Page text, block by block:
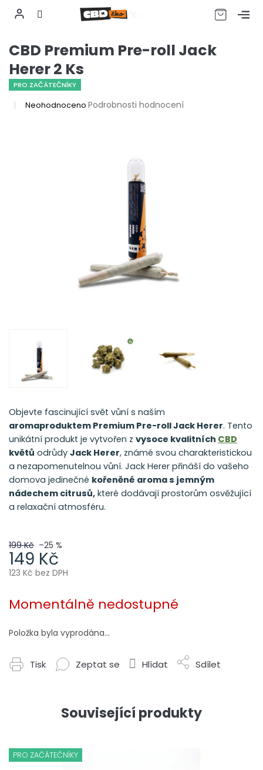
na
obsah
CZK
CBD Premium Pre-roll Jack
Herer 2 Ks
PRO ZAČÁTEČNÍKY
Průměrné
Neohodnoceno Podrobnosti hodnocení
199 Kč –25 %
149 Kč
123 Kč bez DPH
cena:
Momentálně nedostupné
Položka byla vyprodána…
Objevte fascinující svět vůní s naším
aromaproduktem Premium Pre-roll Jack Herer. Tento
unikátní produkt je vytvořen z vysoce kvalitních CBD
květů odrůdy Jack Herer, známé svou charakteristickou
a nezapomenutelnou vůní. Jack Herer přináší do vašeho
domova jedinečné kořeněné aroma s jemným
nádechem citrusů, které dodávají prostorům osvěžující
a relaxační atmosféru.
Tisk Zeptat se Hlídat Sdílet
Související produkty
PRO ZAČÁTEČNÍKY